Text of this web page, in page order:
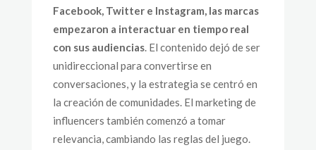
Facebook, Twitter e Instagram, las marcas
empezaron a interactuar en tiempo real
con sus audiencias. El contenido dejó de ser
unidireccional para convertirse en
conversaciones, y la estrategia se centró en
la creación de comunidades. El marketing de
influencers también comenzó a tomar
relevancia, cambiando las reglas del juego.